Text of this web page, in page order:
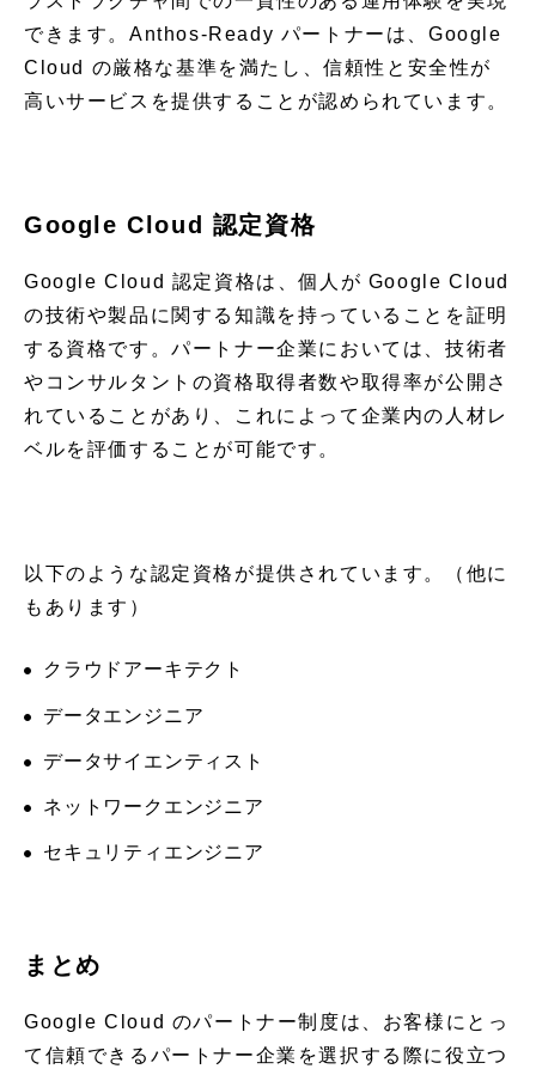
できます。Anthos-Ready パートナーは、Google
Cloud の厳格な基準を満たし、信頼性と安全性が
高いサービスを提供することが認められています。
Google Cloud 認定資格
Google Cloud 認定資格は、個人が Google Cloud
の技術や製品に関する知識を持っていることを証明
する資格です。パートナー企業においては、技術者
やコンサルタントの資格取得者数や取得率が公開さ
れていることがあり、これによって企業内の人材レ
ベルを評価することが可能です。
以下のような認定資格が提供されています。（他に
もあります）
クラウドアーキテクト
データエンジニア
データサイエンティスト
ネットワークエンジニア
セキュリティエンジニア
まとめ
Google Cloud のパートナー制度は、お客様にとっ
て信頼できるパートナー企業を選択する際に役立つ